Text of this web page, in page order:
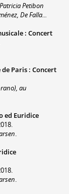
Petibon
De Falla...
: Concert
Paris : Concert
au
ed Euridice
.
.